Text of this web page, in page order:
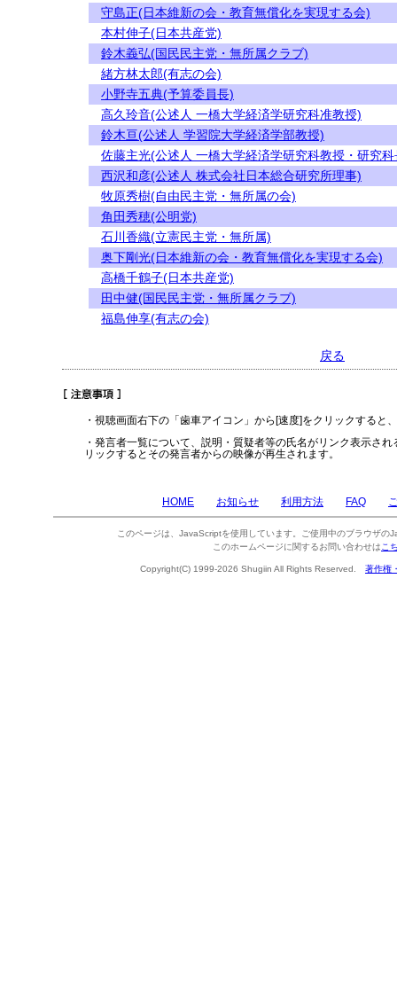
守島正(日本維新の会・教育無償化を実現する会)
本村伸子(日本共産党)
鈴木義弘(国民民主党・無所属クラブ)
緒方林太郎(有志の会)
小野寺五典(予算委員長)
高久玲音(公述人 一橋大学経済学研究科准教授)
鈴木亘(公述人 学習院大学経済学部教授)
佐藤主光(公述人 一橋大学経済学研究科教授・研究科
西沢和彦(公述人 株式会社日本総合研究所理事)
牧原秀樹(自由民主党・無所属の会)
角田秀穂(公明党)
石川香織(立憲民主党・無所属)
奥下剛光(日本維新の会・教育無償化を実現する会)
高橋千鶴子(日本共産党)
田中健(国民民主党・無所属クラブ)
福島伸享(有志の会)
戻る
・視聴画面右下の「歯車アイコン」から[速度]をクリックすると
・発言者一覧について、説明・質疑者等の氏名がリンク表示さ
リックするとその発言者からの映像が再生されます。
HOME お知らせ 利用方法 FAQ
このページは、JavaScriptを使用しています。ご使用中のブラウザの
このホームページに関するお問い合わせは こ
Copyright(C) 1999-2026 Shugiin All Rights Reserved. 著作権